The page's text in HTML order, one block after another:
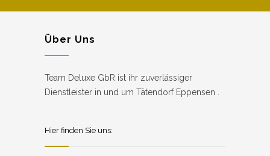
Über Uns
Team Deluxe GbR ist ihr zuverlässiger
Dienstleister in und um Tätendorf Eppensen .
Hier finden Sie uns: